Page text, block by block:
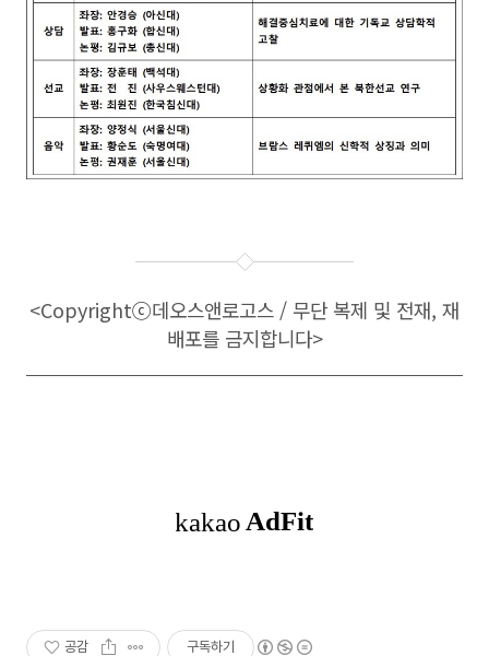
<Copyrightⓒ데오스앤로고스 / 무단 복제 및 전재, 재
배포를 금지합니다>
공감 구독하기